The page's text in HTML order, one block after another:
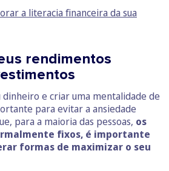
a literacia financeira da sua
rendimentos
e criar uma mentalidade de
para evitar a ansiedade
para a maioria das pessoas, os
fixos, é importante
formas de maximizar o seu